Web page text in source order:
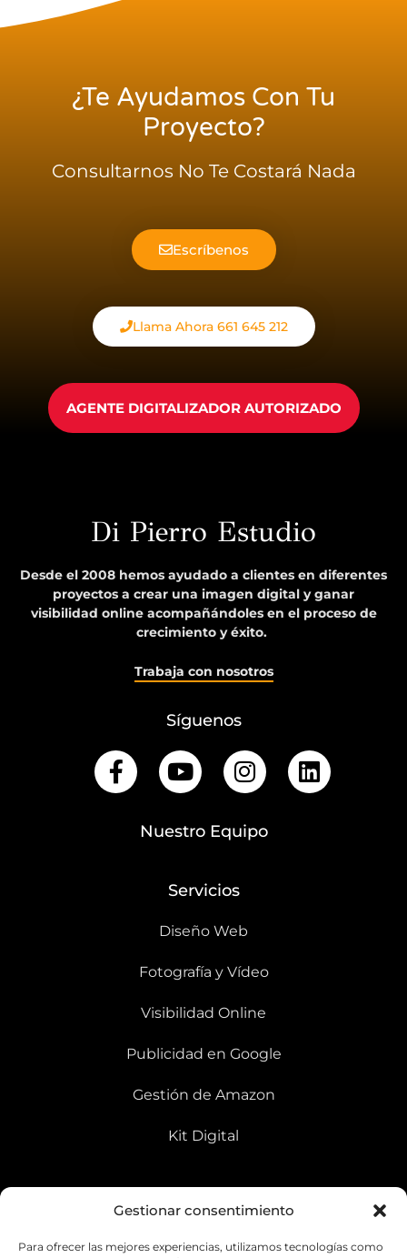
Gestionar consentimiento
Para ofrecer las mejores experiencias, utilizamos tecnologías como
¿te Ayudamos Con Tu
Proyecto?
Consultarnos No Te Costará Nada
Escríbenos
Llama Ahora 661 645 212
AGENTE DIGITALIZADOR AUTORIZADO
Di Pierro Estudio
Desde el 2008 hemos ayudado a clientes en diferentes
proyectos a crear una imagen digital y ganar
visibilidad online acompañándoles en el proceso de
crecimiento y éxito.
Trabaja con nosotros
Síguenos
Nuestro Equipo
Servicios
Diseño Web
Fotografía y Vídeo
Visibilidad Online
Publicidad en Google
Gestión de Amazon
Kit Digital
Contacto